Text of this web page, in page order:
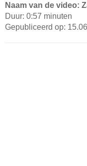
Naam van de video:
Duur: 0:57 minuten
Gepubliceerd op: